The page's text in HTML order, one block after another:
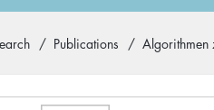
Publications Algorithmen